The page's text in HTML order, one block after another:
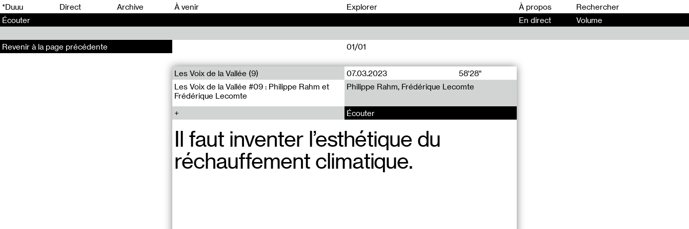
*Duuu Direct Archive À venir Explorer
À propos
Écouter
En direct Volume
01/01
Les Voix de la Vallée (9) 07.03.2023
58'28"
Les Voix de la Vallée #09 : Philippe Rahm et
Frédérique Lecomte
Philippe Rahm, Frédérique Lecomte
Écouter
Il faut inventer l’esthétique du
réchauffement climatique.
Revenir à la page précédente
00 00